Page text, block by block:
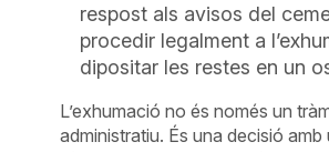
respost als avisos del
procedir legalment a
dipositar les restes en un
L’exhumació no és només un
administratiu. És una decisió amb